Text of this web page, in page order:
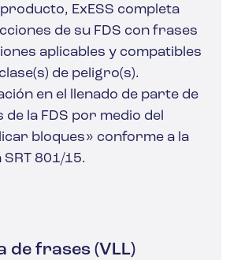
ExESS completa
de su FDS con frases
aplicables y compatibles
de peligro(s).
en el llenado de parte de
de la FDS por medio del
bloques» conforme a la
SRT 801/15.
de frases (VLL)